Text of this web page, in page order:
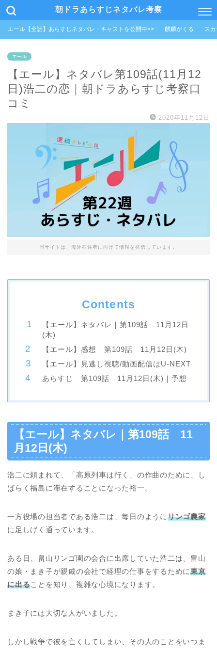
朝ドラあらすじネタバレ考察
エール【全話】あらすじネタバレ・キャストを公開中>> 麒麟がくる ス
エール
【エール】ネタバレ第109話(11月12
日)浩二の恋｜朝ドラあらすじ考察口
コミ
2020年11月12日
当サイトは、海外在住者に向けて情報を発信しています。
Contents
【エール】ネタバレ｜第109話 11月12日
(木)
【エール】感想｜第109話 11月12日(木)
【エール】見逃し視聴/動画配信はU-NEXT
あらすじ 第109話 11月12日(木)｜予想
【エール】ネタバレ｜第109話 11
月12日(木)
浩二に頼まれて、「高原列車は行く」の作曲のために、し
ばらく福島に滞在することになった裕一。
一方役場の担当者である浩二は、毎日のようにリンゴ農家
に足しげく通っています。
ある日、畠山リンゴ園の会合に出席していた浩二は、畠山
の娘・まき子が親戚の会社で経理の仕事をするために東京
に出ることを知り、複雑な心境になります。
まき子には大切な人がいました。
しかし戦争で彼を亡くしてしまい、その人のことをいつま